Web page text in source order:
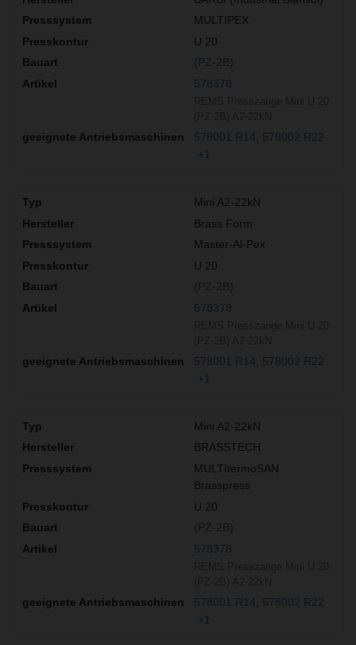
MULTIPEX
U 20
(PZ-2B)
578378
578001 R14
578002 R22
+1
Mini A2-22kN
Brass Form
Master-Al-Pex
U 20
(PZ-2B)
578378
578001 R14
578002 R22
+1
Mini A2-22kN
BRASSTECH
MULTItermoSAN
Brasspress
U 20
(PZ-2B)
578378
578001 R14
578002 R22
+1